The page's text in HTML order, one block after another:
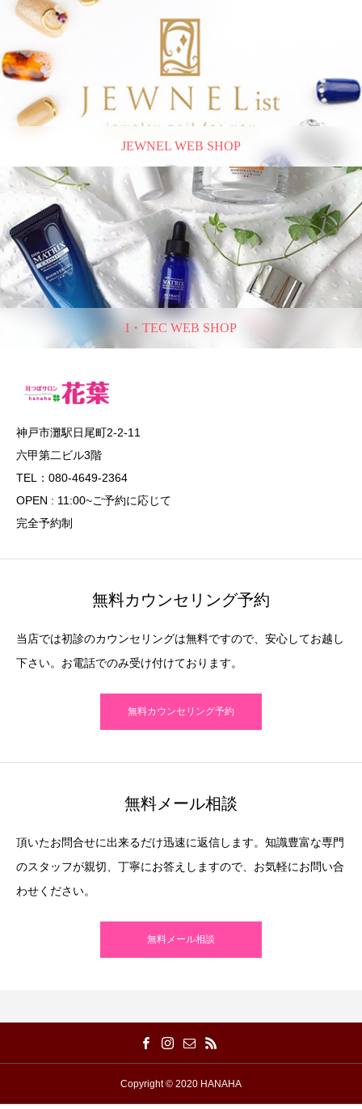
JEWNEL WEB SHOP
I・TEC WEB SHOP
神戸市灘駅日尾町2-2-11
六甲第二ビル3階
TEL：080-4649-2364
OPEN : 11:00~ご予約に応じて
完全予約制
無料カウンセリング予約
当店では初診のカウンセリングは無料ですので、安心してお越し
下さい。お電話でのみ受け付けております。
無料カウンセリング予約
無料メール相談
頂いたお問合せに出来るだけ迅速に返信します。知識豊富な専門
のスタッフが親切、丁寧にお答えしますので、お気軽にお問い合
わせください。
無料メール相談
Copyright © 2020 HANAHA